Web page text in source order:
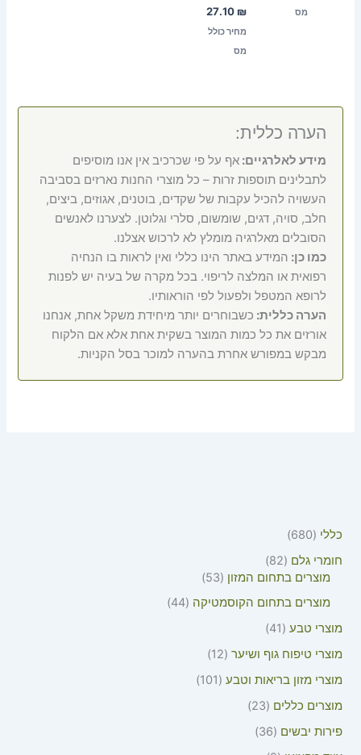
כללי
680
חומרי גלם
82
מוצרים בתחום המזון
53
מוצרים בתחום הקוסמטיקה 44
מוצרי טבע
41
מוצרי טיפוח גוף ושיער 12
מוצרי מזון בריאות וטבע
101
מוצרים כללים
23
פירות יבשים
36
מס
27.10 ₪
מחיר כולל
מס
הערה כללית:
מידע לאלרגיים:אף על פי שכרכיב אין אנו מוסיפים
לתבלינים תוספות זרות – כל מוצרי החנות נארזים בסביבה
העשויה להכיל עקבות של שקדים, בוטנים, אגוזים, ביצים,
חלב, סויה, דגים, שומשום, סלרי וגלוטן. לצערנו לאנשים
הסובלים מאלרגיה מומלץ לא לרכוש אצלנו.
כמו כן: המידע באתר הינו כללי ואין לראות בו הנחיה
רפואית או המלצה לריפוי. בכל מקרה של בעיה יש לפנות
לרופא המטפל ולפעול לפי הוראותיו.
הערה כללית: כשבוחרים יותר מיחידת משקל אחת, אנחנו
אורזים את כל כמות המוצר בשקית אחת אלא אם הלקוח
מבקש במפורש אחרת בהערה למוכר בסל הקניות.